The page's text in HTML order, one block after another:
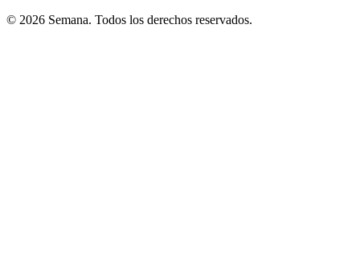
© 2026 Semana. Todos los derechos reservados.